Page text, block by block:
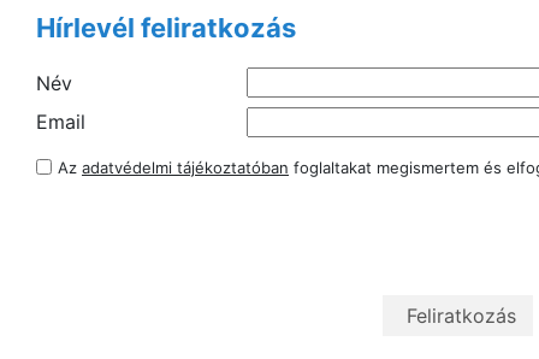
Hírlevél feliratkozás
Név
Email
Az adatvédelmi tájékoztatóban foglaltakat megismertem és